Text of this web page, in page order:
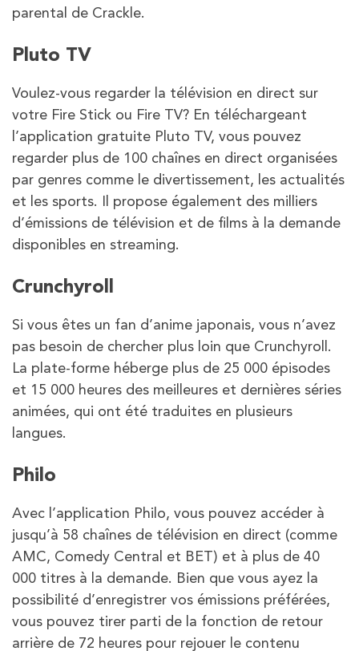
parental de Crackle.
Pluto TV
Voulez-vous regarder la télévision en direct sur
votre Fire Stick ou Fire TV? En téléchargeant
l’application gratuite Pluto TV, vous pouvez
regarder plus de 100 chaînes en direct organisées
par genres comme le divertissement, les actualités
et les sports. Il propose également des milliers
d’émissions de télévision et de films à la demande
disponibles en streaming.
Crunchyroll
Si vous êtes un fan d’anime japonais, vous n’avez
pas besoin de chercher plus loin que Crunchyroll.
La plate-forme héberge plus de 25 000 épisodes
et 15 000 heures des meilleures et dernières séries
animées, qui ont été traduites en plusieurs
langues.
Philo
Avec l’application Philo, vous pouvez accéder à
jusqu’à 58 chaînes de télévision en direct (comme
AMC, Comedy Central et BET) et à plus de 40
000 titres à la demande. Bien que vous ayez la
possibilité d’enregistrer vos émissions préférées,
vous pouvez tirer parti de la fonction de retour
arrière de 72 heures pour rejouer le contenu